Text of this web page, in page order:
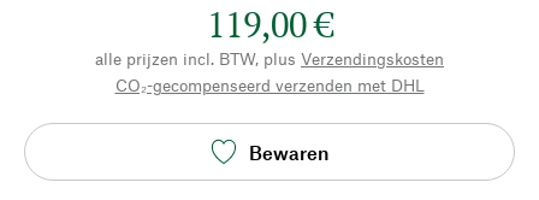
119,00 €
alle prijzen incl. BTW, plus Verzendingskosten
CO₂-gecompenseerd verzenden met DHL
Bewaren